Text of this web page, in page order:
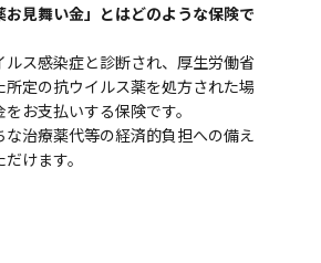
見舞い金」とはどのような保険で
ルス感染症と診断され、厚生労働省
所定の抗ウイルス薬を処方された場
お支払いする保険です。
な治療薬代等の経済的負担への備え
けます。